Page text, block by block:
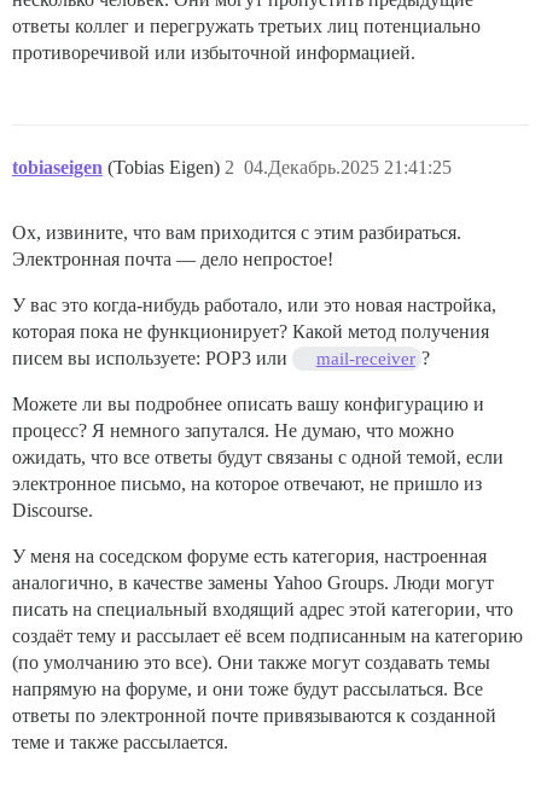
ответы коллег и перегружать третьих лиц потенциально
противоречивой или избыточной информацией.
tobiaseigen (Tobias Eigen) 04.Декабрь.2025 21:41:25
2
Ох, извините, что вам приходится с этим разбираться.
Электронная почта — дело непростое!
У вас это когда-нибудь работало, или это новая настройка,
которая пока не функционирует? Какой метод получения
писем вы используете: POP3 или
mail-receiver ?
Можете ли вы подробнее описать вашу конфигурацию и
процесс? Я немного запутался. Не думаю, что можно
ожидать, что все ответы будут связаны с одной темой, если
электронное письмо, на которое отвечают, не пришло из
Discourse.
У меня на соседском форуме есть категория, настроенная
аналогично, в качестве замены Yahoo Groups. Люди могут
писать на специальный входящий адрес этой категории, что
создаёт тему и рассылает её всем подписанным на категорию
(по умолчанию это все). Они также могут создавать темы
напрямую на форуме, и они тоже будут рассылаться. Все
ответы по электронной почте привязываются к созданной
теме и также рассылается.